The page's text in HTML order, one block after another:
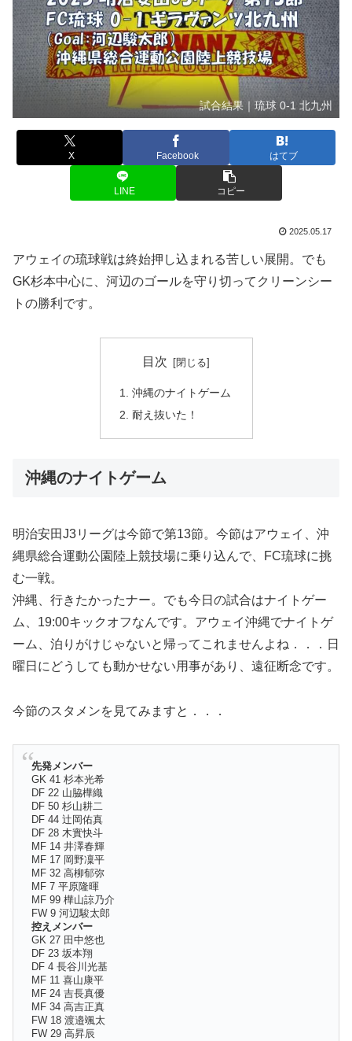
試合結果｜琉球 0-1 北九州
X Facebook はてブ
LINE コピー
2025.05.17
アウェイの琉球戦は終始押し込まれる苦しい展開。でも
GK杉本中心に、河辺のゴールを守り切ってクリーンシー
トの勝利です。
目次
沖縄のナイトゲーム
耐え抜いた！
沖縄のナイトゲーム
明治安田J3リーグは今節で第13節。今節はアウェイ、沖
縄県総合運動公園陸上競技場に乗り込んで、FC琉球に挑
む一戦。
沖縄、行きたかったナー。でも今日の試合はナイトゲー
ム、19:00キックオフなんです。アウェイ沖縄でナイトゲ
ーム、泊りがけじゃないと帰ってこれませんよね．．．日
曜日にどうしても動かせない用事があり、遠征断念です。
今節のスタメンを見てみますと．．．
先発メンバー
GK 41 杉本光希
DF 22 山脇樺織
DF 50 杉山耕二
DF 44 辻岡佑真
DF 28 木實快斗
MF 14 井澤春輝
MF 17 岡野凜平
MF 32 高柳郁弥
MF 7 平原隆暉
MF 99 樺山諒乃介
FW 9 河辺駿太郎
控えメンバー
GK 27 田中悠也
DF 23 坂本翔
DF 4 長谷川光基
MF 11 喜山康平
MF 24 吉長真優
MF 34 高吉正真
FW 18 渡邉颯太
FW 29 高昇辰